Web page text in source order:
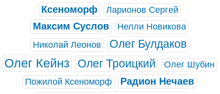
Ксеноморф Ларионов Сергей
Максим Суслов
Нелли Новикова
Николай Леонов
Олег Булдаков
Олег Кейнз Олег Троицкий
Олег Шубин
Пожилой Ксеноморф
Радион Нечаев